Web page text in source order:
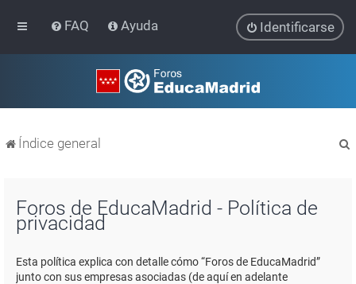
FAQ Ayuda Identificarse
Índice general
Foros de EducaMadrid - Política de
privacidad
Esta política explica con detalle cómo “Foros de EducaMadrid”
junto con sus empresas asociadas (de aquí en adelante